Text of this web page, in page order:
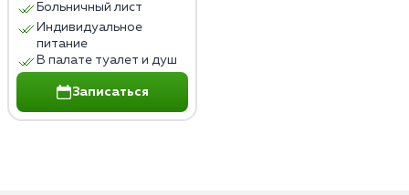
Больничный лист
Индивидуальное
питание
В палате туалет и душ
Записаться